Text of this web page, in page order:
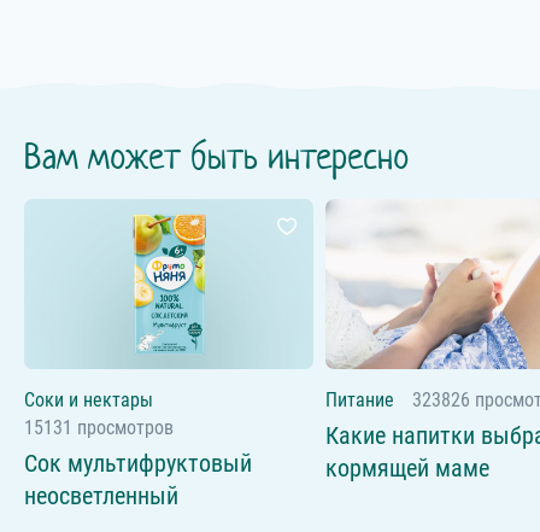
Вам может быть интересно
Соки и нектары
15131 просмотров
Сок мультифруктовый
неосветленный
Питание 323826
Какие напитки
кормящей маме